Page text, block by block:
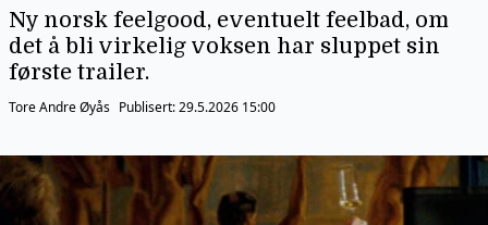
Ny norsk feelgood, eventuelt feelbad, om
det å bli virkelig voksen har sluppet sin
første trailer.
Tore Andre Øyås Publisert:29.5.2026 15:00